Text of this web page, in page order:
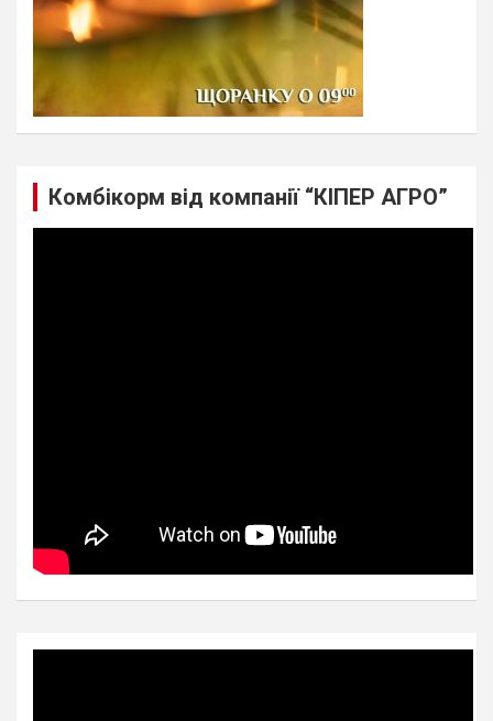
Комбікорм від компанії “КІПЕР АГРО”